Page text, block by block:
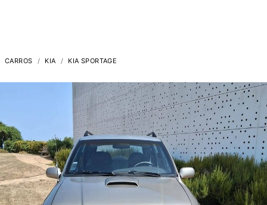
CARROS KIA KIA SPORTAGE